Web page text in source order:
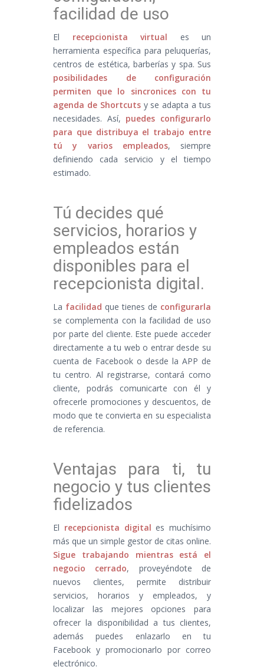
facilidad de uso
El recepcionista virtual es un
herramienta específica para peluquerías,
centros de estética, barberías y spa. Sus
posibilidades de configuración
permiten que lo sincronices con tu
agenda de Shortcutsy se adapta a tus
necesidades. Así, puedes configurarlo
para que distribuya el trabajo entre
tú y varios empleados, siempre
definiendo cada servicio y el tiempo
estimado.
Tú decides qué
servicios, horarios y
empleados están
disponibles para el
recepcionista digital .
La facilidad que tienes de configurarla
se complementa con la facilidad de uso
por parte del cliente. Este puede acceder
directamente a tu web o entrar desde su
cuenta de Facebook o desde la APP de
tu centro. Al registrarse, contará como
cliente, podrás comunicarte con él y
ofrecerle promociones y descuentos, de
modo que te convierta en su especialista
de referencia.
Ventajas para ti, tu
negocio y tus clientes
fidelizados
El recepcionista digital es muchísimo
más que un simple gestor de citas online.
Sigue trabajando mientras está el
negocio cerrado, proveyéndote de
nuevos clientes, permite distribuir
servicios, horarios y empleados, y
localizar las mejores opciones para
ofrecer la disponibilidad a tus clientes,
además puedes enlazarlo en tu
Facebook y promocionarlo por correo
electrónico.